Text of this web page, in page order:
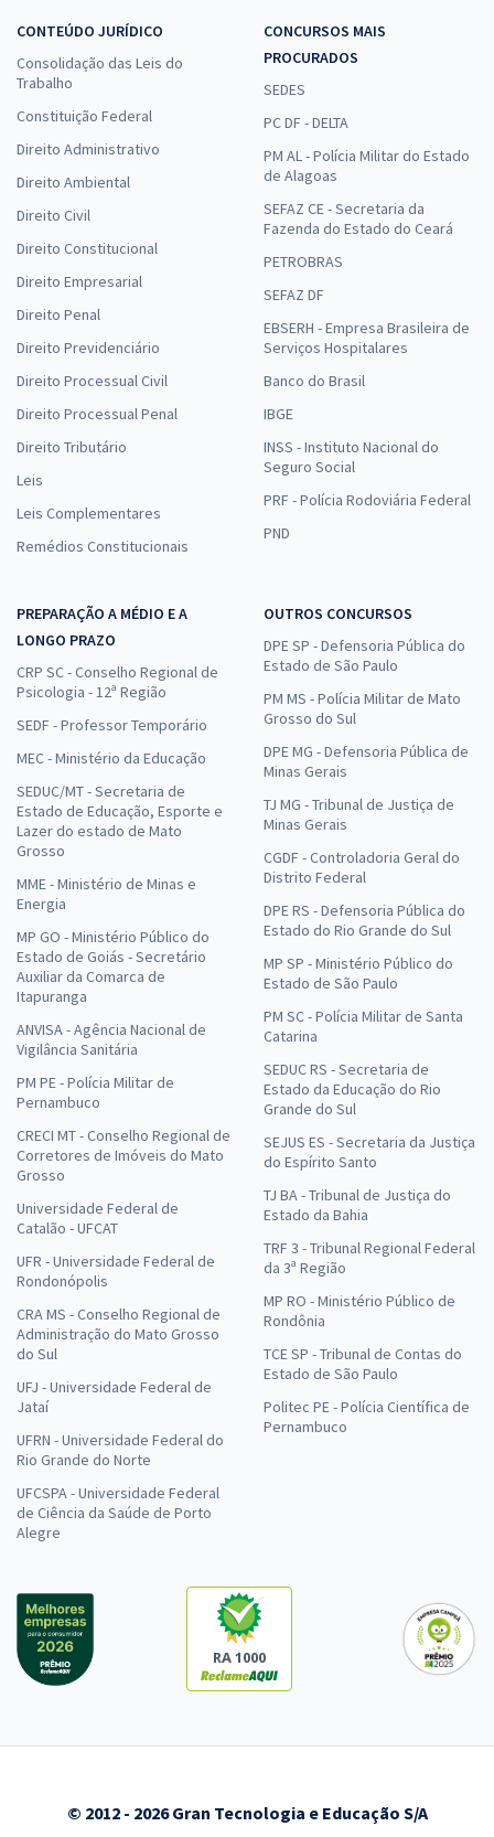
CONTEÚDO JURÍDICO
Consolidação das Leis do
Trabalho
Constituição Federal
Direito Administrativo
Direito Ambiental
Direito Civil
Direito Constitucional
Direito Empresarial
Direito Penal
Direito Previdenciário
Direito Processual Civil
Direito Processual Penal
Direito Tributário
Leis
Leis Complementares
Remédios Constitucionais
CONCURSOS MAIS
PROCURADOS
SEDES
PC DF - DELTA
PM AL - Polícia Militar do Estado
de Alagoas
SEFAZ CE - Secretaria da
Fazenda do Estado do Ceará
PETROBRAS
SEFAZ DF
EBSERH - Empresa Brasileira de
Serviços Hospitalares
Banco do Brasil
IBGE
INSS - Instituto Nacional do
Seguro Social
PRF - Polícia Rodoviária Federal
PND
PREPARAÇÃO A MÉDIO E A
LONGO PRAZO
CRP SC - Conselho Regional de
Psicologia - 12ª Região
SEDF - Professor Temporário
MEC - Ministério da Educação
SEDUC/MT - Secretaria de
Estado de Educação, Esporte e
Lazer do estado de Mato
Grosso
MME - Ministério de Minas e
Energia
MP GO - Ministério Público do
Estado de Goiás - Secretário
Auxiliar da Comarca de
Itapuranga
ANVISA - Agência Nacional de
Vigilância Sanitária
PM PE - Polícia Militar de
Pernambuco
CRECI MT - Conselho Regional de
Corretores de Imóveis do Mato
Grosso
Universidade Federal de
Catalão - UFCAT
UFR - Universidade Federal de
Rondonópolis
CRA MS - Conselho Regional de
Administração do Mato Grosso
do Sul
UFJ - Universidade Federal de
Jataí
UFRN - Universidade Federal do
Rio Grande do Norte
UFCSPA - Universidade Federal
de Ciência da Saúde de Porto
Alegre
OUTROS CONCURSOS
DPE SP - Defensoria Pública do
Estado de São Paulo
PM MS - Polícia Militar de Mato
Grosso do Sul
DPE MG - Defensoria Pública de
Minas Gerais
TJ MG - Tribunal de Justiça de
Minas Gerais
CGDF - Controladoria Geral do
Distrito Federal
DPE RS - Defensoria Pública do
Estado do Rio Grande do Sul
MP SP - Ministério Público do
Estado de São Paulo
PM SC - Polícia Militar de Santa
Catarina
SEDUC RS - Secretaria de
Estado da Educação do Rio
Grande do Sul
SEJUS ES - Secretaria da Justiça
do Espírito Santo
TJ BA - Tribunal de Justiça do
Estado da Bahia
TRF 3 - Tribunal Regional Federal
da 3ª Região
MP RO - Ministério Público de
Rondônia
TCE SP - Tribunal de Contas do
Estado de São Paulo
Politec PE - Polícia Científica de
Pernambuco
RA 1000
© 2012 - 2026 Gran Tecnologia e Educação S/A